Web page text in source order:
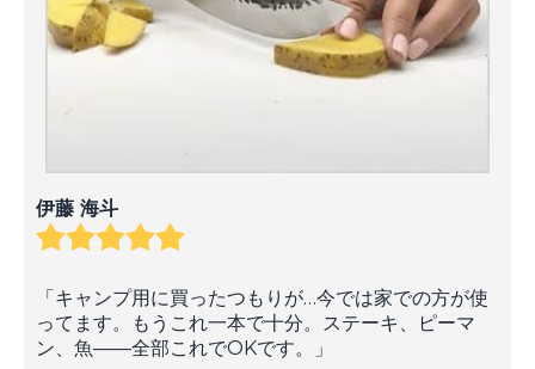
伊藤 海斗
「キャンプ用に買ったつもりが…今では家での方が使
ってます。もうこれ一本で十分。ステーキ、ピーマ
ン、魚——全部これでOKです。」